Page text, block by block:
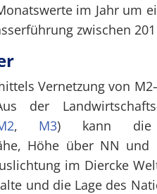
im Jahr um
zwischen
Vernetzung von
der
, M3) kann die
Höhe über NN und
im Diercke
und die Lage des